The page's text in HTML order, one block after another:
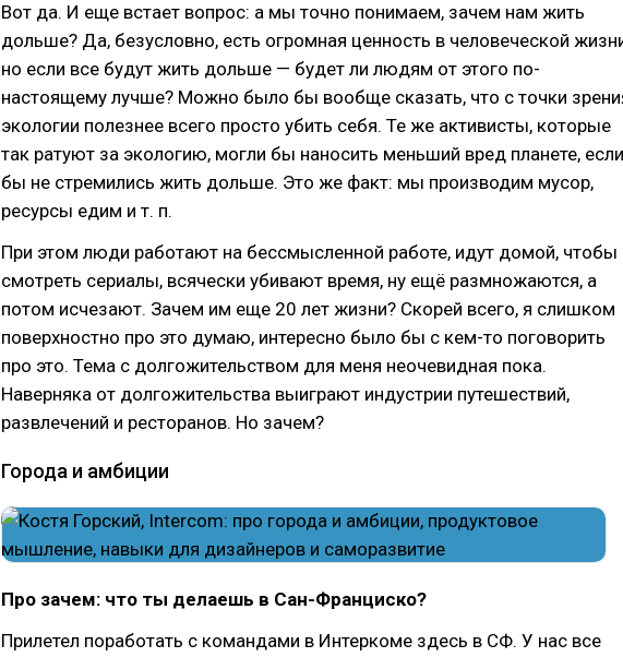
Вот да. И еще встает вопрос: а мы точно понимаем, зачем нам жить
дольше? Да, безусловно, есть огромная ценность в человеческой
но если все будут жить дольше — будет ли людям от этого по-
настоящему лучше? Можно было бы вообще сказать, что с точки
экологии полезнее всего просто убить себя. Те же активисты, которые
так ратуют за экологию, могли бы наносить меньший вред планете, если
бы не стремились жить дольше. Это же факт: мы производим мусор,
ресурсы едим и т. п.
При этом люди работают на бессмысленной работе, идут домой, чтобы
смотреть сериалы, всячески убивают время, ну ещё размножаются, а
потом исчезают. Зачем им еще 20 лет жизни? Скорей всего, я слишком
поверхностно про это думаю, интересно было бы с кем-то поговорить
про это. Тема с долгожительством для меня неочевидная пока.
Наверняка от долгожительства выиграют индустрии путешествий,
развлечений и ресторанов. Но зачем?
Города и амбиции
Про зачем: что ты делаешь в Сан-Франциско?
Прилетел поработать с командами в Интеркоме здесь в СФ. У нас все